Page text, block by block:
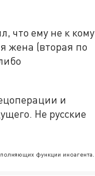
что ему не к кому
жена (вторая по
и
Не русские
функции иноагента.